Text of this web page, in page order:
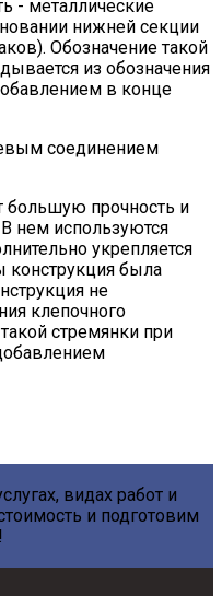
- металлические
нижней секции
Обозначение такой
из обозначения
в конце
соединением
большую прочность и
нем используются
укрепляется
конструкция была
не
клепочного
стремянки при
видах работ и
и подготовим